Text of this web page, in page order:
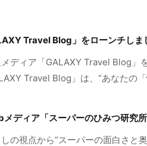
Travel Blog」をローンチしま
ディア「GALAXY Travel Blog」
Travel Blog」は、“あなたの
ディア「スーパーのひみつ研究所
の視点から“スーパーの面白さと